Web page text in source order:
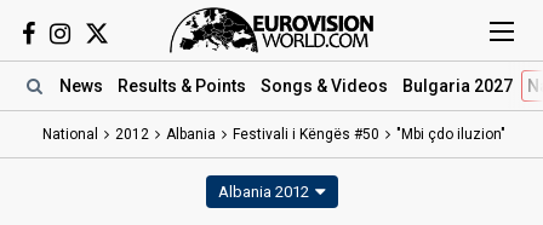
News Results & Points Songs & Videos Bulgaria 2027
National 2012 Albania Festivali i Këngës #50 "Mbi çdo iluzion"
Albania 2012